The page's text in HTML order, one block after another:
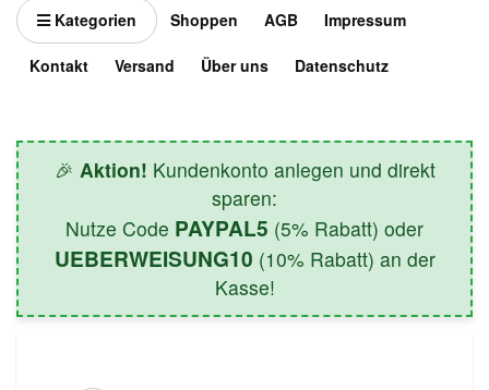
Kategorien Shoppen AGB Impressum
Kontakt Versand Über uns Datenschutz
🎉 Aktion! Kundenkonto anlegen und direkt
sparen:
Nutze Code PAYPAL5 (5% Rabatt) oder
UEBERWEISUNG10 (10% Rabatt) an der
Kasse!